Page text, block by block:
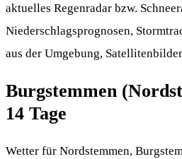
aktuelles Regenradar bzw.
Niederschlagsprognosen,
aus der Umgebung,
Burgstemmen
14 Tage
Wetter für Nordstemmen,